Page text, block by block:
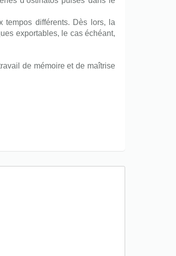
tempos différents. Dès lors, la
exportables, le cas échéant,
de mémoire et de maîtrise